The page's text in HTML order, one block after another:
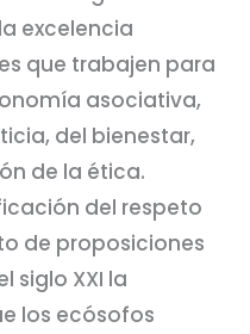
excelencia
que trabajen para
asociativa,
del bienestar,
de la ética.
del respeto
de proposiciones
siglo XXI la
los ecósofos